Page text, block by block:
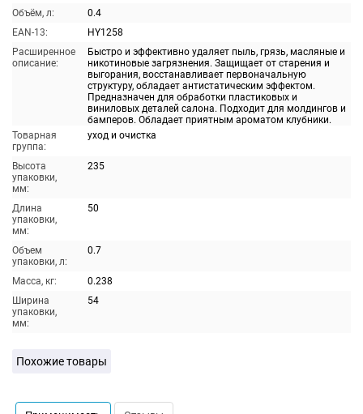
Объём, л:
0.4
EAN-13:
HY1258
Расширенное
описание:
Быстро и эффективно удаляет пыль, грязь, масляные и
никотиновые загрязнения. Защищает от старения и
выгорания, восстанавливает первоначальную
структуру, обладает антистатическим эффектом.
Предназначен для обработки пластиковых и
виниловых деталей салона. Подходит для молдингов и
бамперов. Обладает приятным ароматом клубники.
Товарная
группа:
уход и очистка
Высота
упаковки,
мм:
235
Длина
упаковки,
мм:
50
Объем
упаковки, л:
0.7
Масса, кг:
0.238
Ширина
упаковки,
мм:
54
Похожие товары